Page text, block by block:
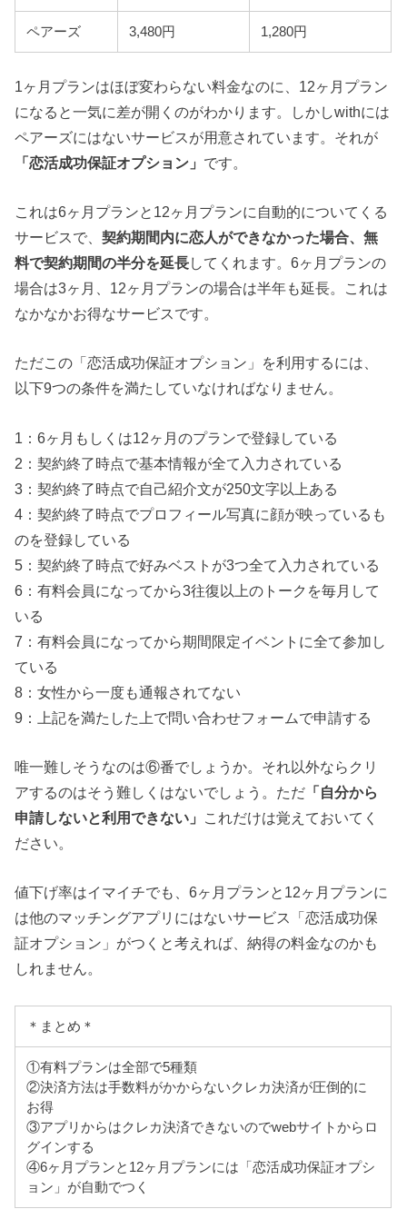
ペアーズ 3,480円 1,280円
1ヶ月プランはほぼ変わらない料金なのに、12ヶ月プラン
になると一気に差が開くのがわかります。しかしwithには
ペアーズにはないサービスが用意されています。それが
「恋活成功保証オプション」 です。
これは6ヶ月プランと12ヶ月プランに自動的についてくる
サービスで、契約期間内に恋人ができなかった場合、無
料で契約期間の半分を延長してくれます。6ヶ月プランの
場合は3ヶ月、12ヶ月プランの場合は半年も延長。これは
なかなかお得なサービスです。
ただこの「恋活成功保証オプション」を利用するには、
以下9つの条件を満たしていなければなりません。
1：6ヶ月もしくは12ヶ月のプランで登録している
2：契約終了時点で基本情報が全て入力されている
3：契約終了時点で自己紹介文が250文字以上ある
4：契約終了時点でプロフィール写真に顔が映っているも
のを登録している
5：契約終了時点で好みベストが3つ全て入力されている
6：有料会員になってから3往復以上のトークを毎月して
いる
7：有料会員になってから期間限定イベントに全て参加し
ている
8：女性から一度も通報されてない
9：上記を満たした上で問い合わせフォームで申請する
唯一難しそうなのは⑥番でしょうか。それ以外ならクリ
アするのはそう難しくはないでしょう。ただ 「自分から
申請しないと利用できない」 これだけは覚えておいてく
ださい。
値下げ率はイマイチでも、6ヶ月プランと12ヶ月プランに
は他のマッチングアプリにはないサービス「恋活成功保
証オプション」がつくと考えれば、納得の料金なのかも
しれません。
＊まとめ＊
①有料プランは全部で5種類
②決済方法は手数料がかからないクレカ決済が圧倒的に
お得
③アプリからはクレカ決済できないのでwebサイトからロ
グインする
④6ヶ月プランと12ヶ月プランには「恋活成功保証オプシ
ョン」が自動でつく